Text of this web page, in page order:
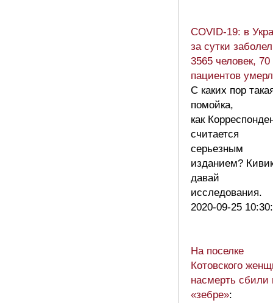
COVID-19: в
за сутки
3565 человек, 70
пациентов
С каких пор
помойка,
как
считается
серьезным
изданием?
давай
исследования.
2020-09-25
На поселке
Котовского
насмерть сбили
«зебре»: